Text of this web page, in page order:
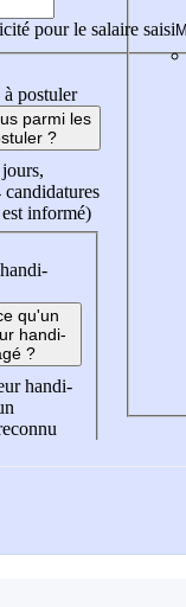
pour le salaire saisi
à postuler
parmi les
?
informé)
qu'un
handi-
?
handi-